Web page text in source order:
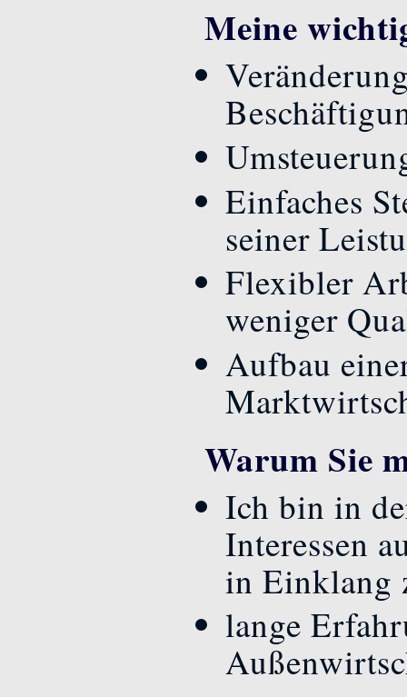
Meine
Einfaches
seiner
Flexibler
weniger
Aufbau
Warum Sie
Ich bin in
Interessen
in Einklang
lange